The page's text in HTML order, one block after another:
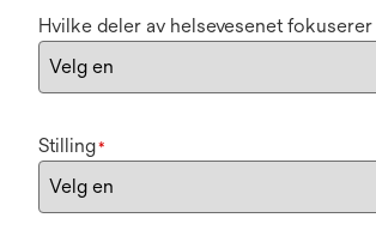
Hvilke deler av helsevesenet fokuserer
Stilling*